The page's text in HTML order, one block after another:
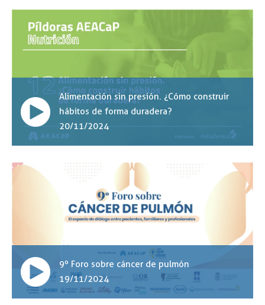
Alimentación sin presión. ¿Cómo construir
hábitos de forma duradera?
20/11/2024
9º Foro sobre cáncer de pulmón
19/11/2024